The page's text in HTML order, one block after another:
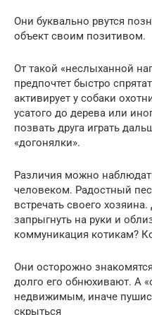
Они буквально рвутся
объект своим позитивом.
От такой «неслыханной
предпочтет быстро
активирует у собаки
усатого до дерева или
позвать друга играть
«догонялки».
Различия можно
человеком. Радостный
встречать своего
запрыгнуть на руки и
коммуникация котикам?
Они осторожно
долго его обнюхивают. А
недвижимым, иначе
скрыться